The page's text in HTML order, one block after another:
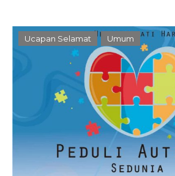
Ucapan Selamat Umum